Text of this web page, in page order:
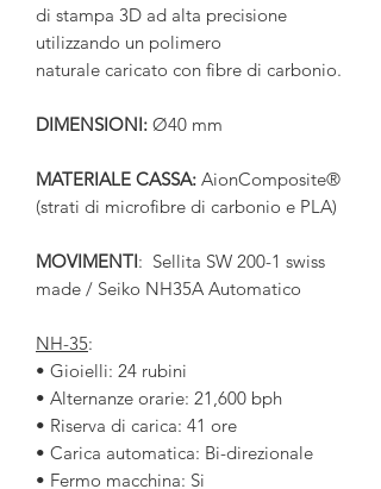
di stampa 3D ad alta precisione
utilizzando un polimero
naturale caricato con fibre di carbonio.
DIMENSIONI: Ø40 mm
MATERIALE CASSA: AionComposite®
(strati di microfibre di carbonio e PLA)
MOVIMENTI: Sellita SW 200-1 swiss
made / Seiko NH35A Automatico
NH-35:
• Gioielli: 24 rubini
• Alternanze orarie: 21,600 bph
• Riserva di carica: 41 ore
• Carica automatica: Bi-direzionale
• Fermo macchina: Si